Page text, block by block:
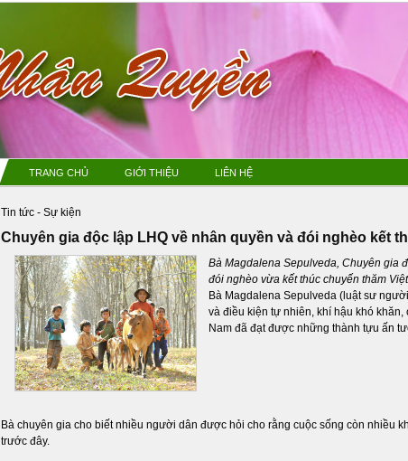
TRANG CHỦ GIỚI THIỆU LIÊN HỆ
Tin tức - Sự kiện
Chuyên gia độc lập LHQ về nhân quyền và đói nghèo kết
Bà Magdalena Sepulveda, Chuyên gia
đói nghèo vừa kết thúc chuyến thăm
Bà Magdalena Sepulveda (luật sư
và điều kiện tự nhiên, khí hậu khó
Nam đã đạt được những thành tựu ấn
Bà chuyên gia cho biết nhiều người dân được hỏi cho rằng cuộc sống còn nhiều
trước đây.